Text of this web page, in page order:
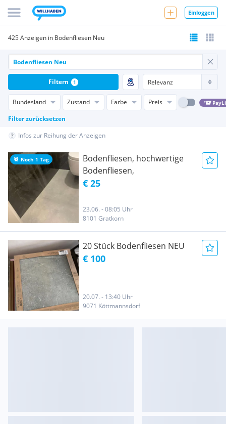
Einloggen
425 Anzeigen in Bodenfliesen Neu
Bundesland Zustand Farbe Preis
Filter zurücksetzen
Filtern 1
Infos zur Reihung der Anzeigen
Noch 1 Tag
Bodenfliesen, hochwertige
Bodenfliesen,
€ 25
23.06. - 08:05 Uhr
8101 Gratkorn
20 Stück Bodenfliesen NEU
€ 100
20.07. - 13:40 Uhr
9071 Köttmannsdorf